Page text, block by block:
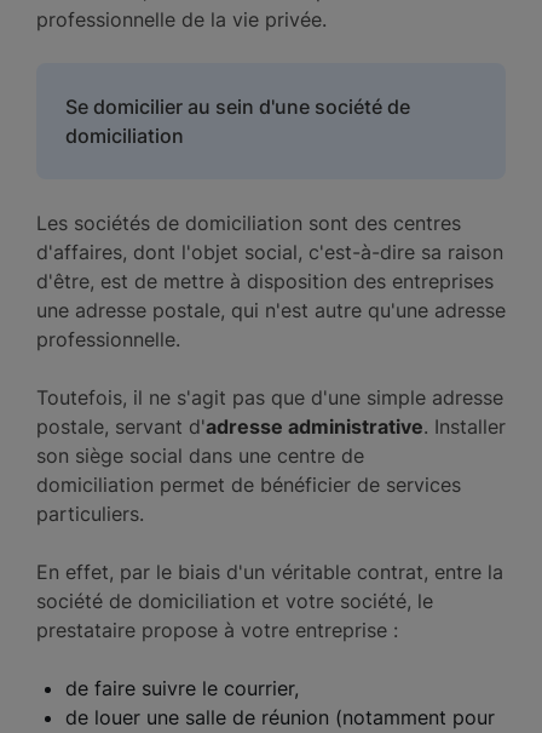
professionnelle de la vie privée.
Se domicilier au sein d'une société de
domiciliation
Les sociétés de domiciliation sont des centres
d'affaires, dont l'objet social, c'est-à-dire sa raison
d'être, est de mettre à disposition des entreprises
une adresse postale, qui n'est autre qu'une adresse
professionnelle.
Toutefois, il ne s'agit pas que d'une simple adresse
postale, servant d'adresse administrative. Installer
son siège social dans une centre de
domiciliation permet de bénéficier de services
particuliers.
En effet, par le biais d'un véritable contrat, entre la
société de domiciliation et votre société, le
prestataire propose à votre entreprise :
de faire suivre le courrier,
de louer une salle de réunion (notamment pour